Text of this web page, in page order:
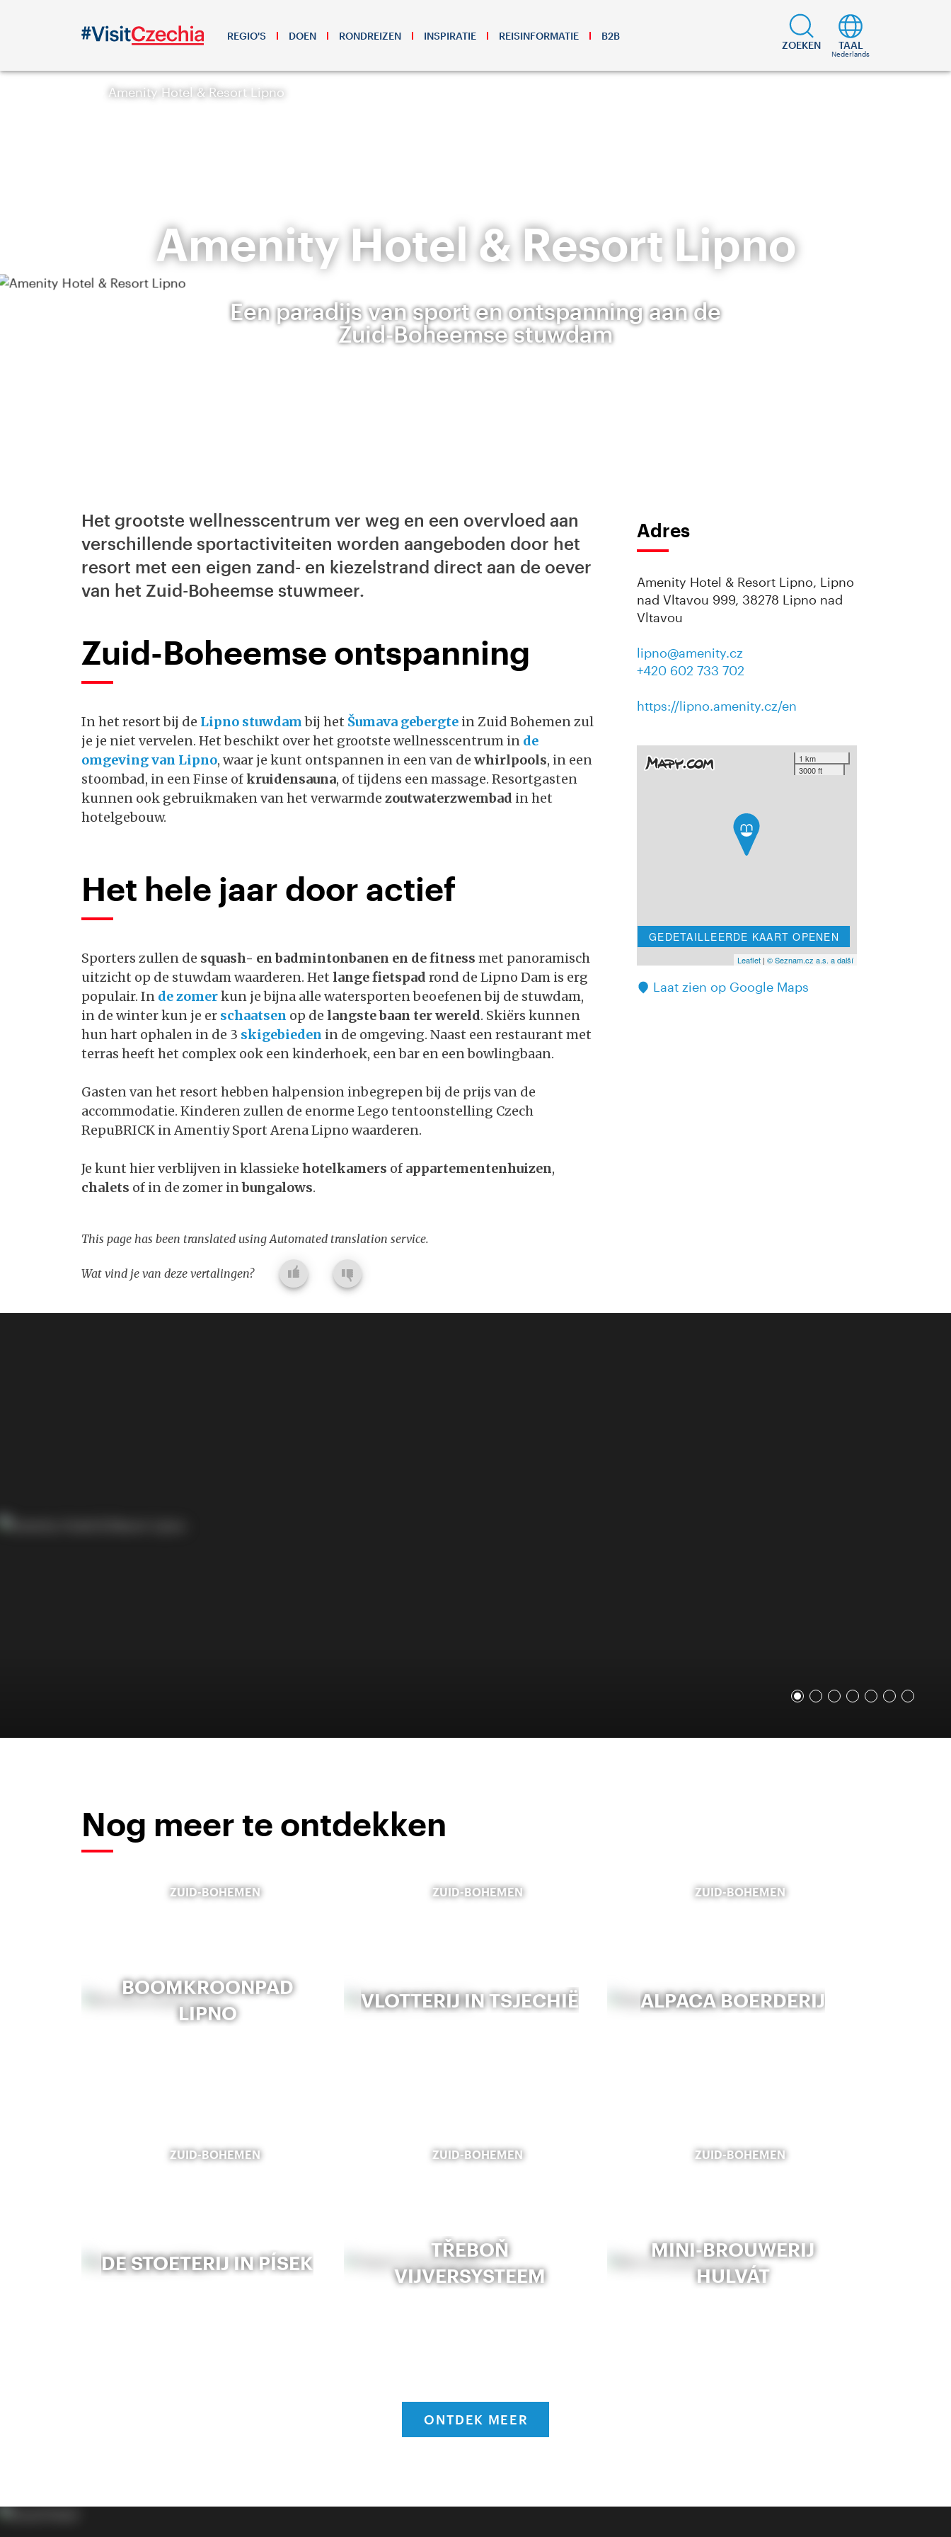
REGIO'S DOEN RONDREIZEN INSPIRATIE REISINFORMATIE B2B
ZOEKEN TAAL
Nederlands
Amenity Hotel & Resort Lipno
Amenity Hotel & Resort Lipno
Een paradijs van sport en ontspanning aan de
Zuid-Boheemse stuwdam
Het grootste wellnesscentrum ver weg en een overvloed aan
verschillende sportactiviteiten worden aangeboden door het
resort met een eigen zand- en kiezelstrand direct aan de oever
van het Zuid-Boheemse stuwmeer.
Zuid-Boheemse ontspanning
In het resort bij de Lipno stuwdambij het Šumava gebergte in Zuid Bohemen zul
je je niet vervelen. Het beschikt over het grootste wellnesscentrum in de
omgeving van Lipno, waar je kunt ontspannen in een van de whirlpools, in een
stoombad, in een Finse ofkruidensauna, of tijdens een massage. Resortgasten
kunnen ook gebruikmaken van het verwarmde zoutwaterzwembad in het
hotelgebouw.
Het hele jaar door actief
Sporters zullen de squash- en badmintonbanen en de fitness met panoramisch
uitzicht op de stuwdam waarderen. Het lange fietspad rond de Lipno Dam is erg
populair. In de zomerkun je bijna alle watersporten beoefenen bij de stuwdam,
in de winter kun je er schaatsen op de langste baan ter wereld. Skiërs kunnen
hun hart ophalen in de 3 skigebieden in de omgeving. Naast een restaurant met
terras heeft het complex ook een kinderhoek, een bar en een bowlingbaan.
Gasten van het resort hebben halpension inbegrepen bij de prijs van de
accommodatie. Kinderen zullen de enorme Lego tentoonstelling Czech
RepuBRICK in Amentiy Sport Arena Lipno waarderen.
Je kunt hier verblijven in klassieke hotelkamers of appartementenhuizen,
chalets of in de zomer inbungalows.
This page has been translated using Automated translation service.
Wat vind je van deze vertalingen?
Adres
Amenity Hotel & Resort Lipno, Lipno
nad Vltavou 999, 38278 Lipno nad
Vltavou
lipno@amenity.cz
+420 602 733 702
https://lipno.amenity.cz/en
1 km
3000 ft
GEDETAILLEERDE KAART OPENEN
Leaflet| © Seznam.cz a.s. a další
Laat zien op Google Maps
Nog meer te ontdekken
ZUID-BOHEMEN
BOOMKROONPAD
LIPNO
ZUID-BOHEMEN
VLOTTERIJ IN TSJECHIË
ZUID-BOHEMEN
ALPACA BOERDERIJ
ZUID-BOHEMEN
DE STOETERIJ IN PÍSEK
ZUID-BOHEMEN
TŘEBOŇ
VIJVERSYSTEEM
ZUID-BOHEMEN
MINI-BROUWERIJ
HULVÁT
ONTDEK MEER